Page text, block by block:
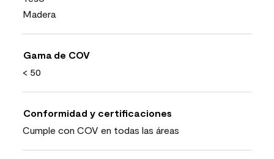
Madera
Gama de COV
< 50
Conformidad y certificaciones
Cumple con COV en todas las áreas